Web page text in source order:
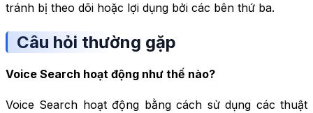
tránh bị theo dõi hoặc lợi dụng bởi các bên thứ ba.
Câu hỏi thường gặp
Voice Search hoạt động như thế nào?
Voice Search hoạt động bằng cách sử dụng các thuật